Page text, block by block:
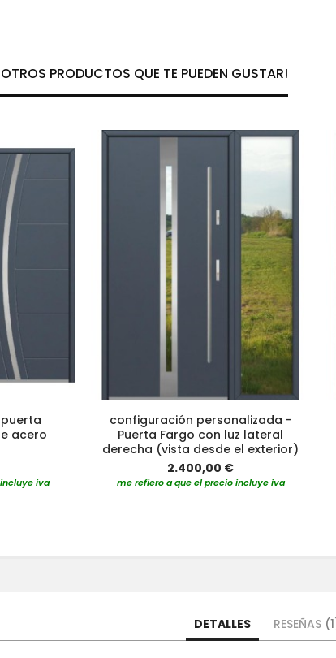
PRODUCTOS QUE TE PUEDEN GUSTAR!
acero
iva
configuración personalizada -
Puerta Fargo con luz lateral
derecha (vista desde el exterior)
2.400,00 €
me refiero a que el precio incluye iva
DETALLES RESEÑAS 1